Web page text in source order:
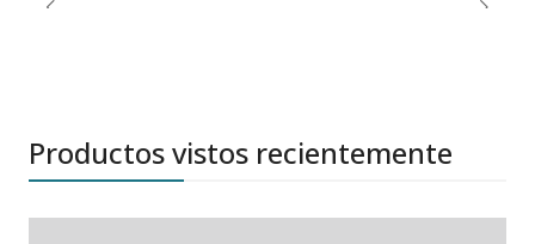
Productos vistos recientemente